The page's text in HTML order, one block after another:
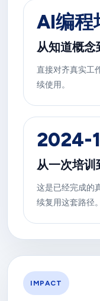
AI编程
从知道概念
直接对齐真实工
续使用。
2024-
从一次培训
这是已经完成的
续复用这套路径。
IMPACT